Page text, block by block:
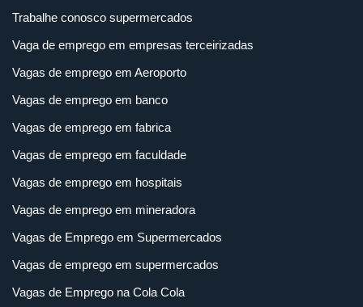
Trabalhe conosco supermercados
Vaga de emprego em empresas terceirizadas
Vagas de emprego em Aeroporto
Vagas de emprego em banco
Vagas de emprego em fabrica
Vagas de emprego em faculdade
Vagas de emprego em hospitais
Vagas de emprego em mineradora
Vagas de Emprego em Supermercados
Vagas de emprego em supermercados
Vagas de Emprego na Cola Cola